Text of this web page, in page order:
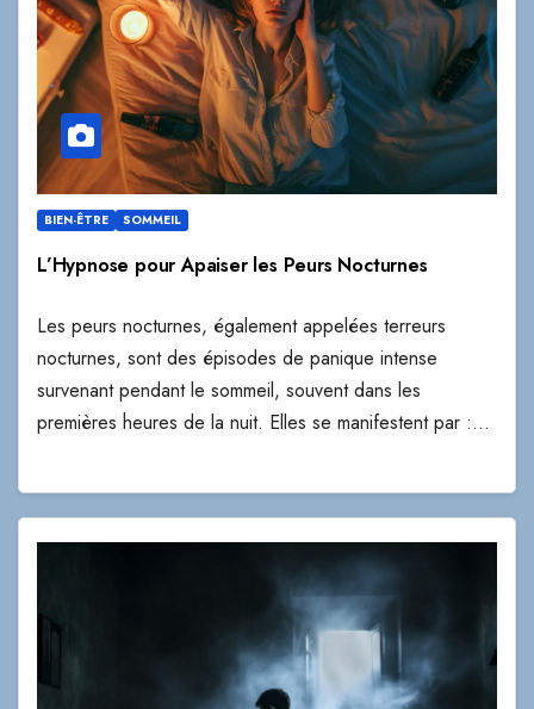
BIEN-ÊTRE SOMMEIL
L’Hypnose pour Apaiser les Peurs Nocturnes
Les peurs nocturnes, également appelées terreurs
nocturnes, sont des épisodes de panique intense
survenant pendant le sommeil, souvent dans les
premières heures de la nuit. Elles se manifestent par :…